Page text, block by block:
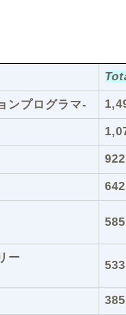
ンプログラマ-
922
642
585
ー
533
385